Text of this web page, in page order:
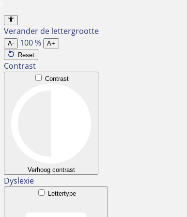
naar
de
inhoud
Verander de lettergrootte
A- 100%
A+
Reset
Contrast
Contrast
Verhoog contrast
Dyslexie
Lettertype